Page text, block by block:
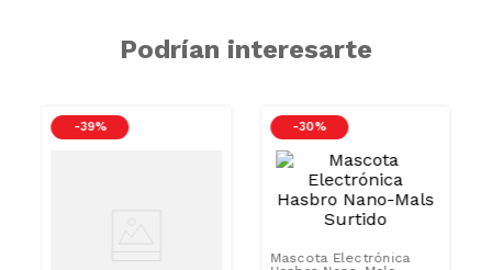
Podrían interesarte
-39 % -30 %